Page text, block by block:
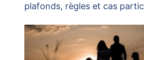
plafonds, règles et cas